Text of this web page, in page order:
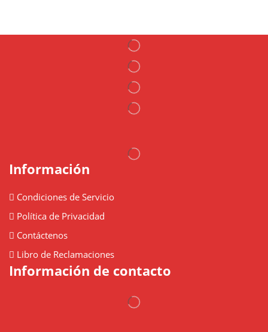
Información
Condiciones de Servicio
Política de Privacidad
Contáctenos
Libro de Reclamaciones
Información de contacto